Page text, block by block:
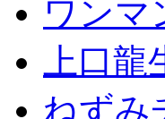
ワンマ
上口
ねずみ